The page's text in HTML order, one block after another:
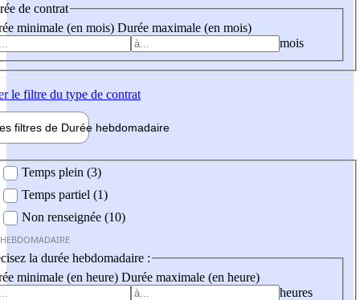
de contrat
minimale (en mois) Durée maximale (en mois)
mois
le filtre du type de contrat
filtres de Durée hebdomadaire
Temps plein (3)
Temps partiel (1)
Non renseignée (10)
la durée hebdomadaire :
minimale (en heure) Durée maximale (en heure)
heures